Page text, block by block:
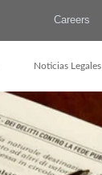
Careers
Noticias Legales